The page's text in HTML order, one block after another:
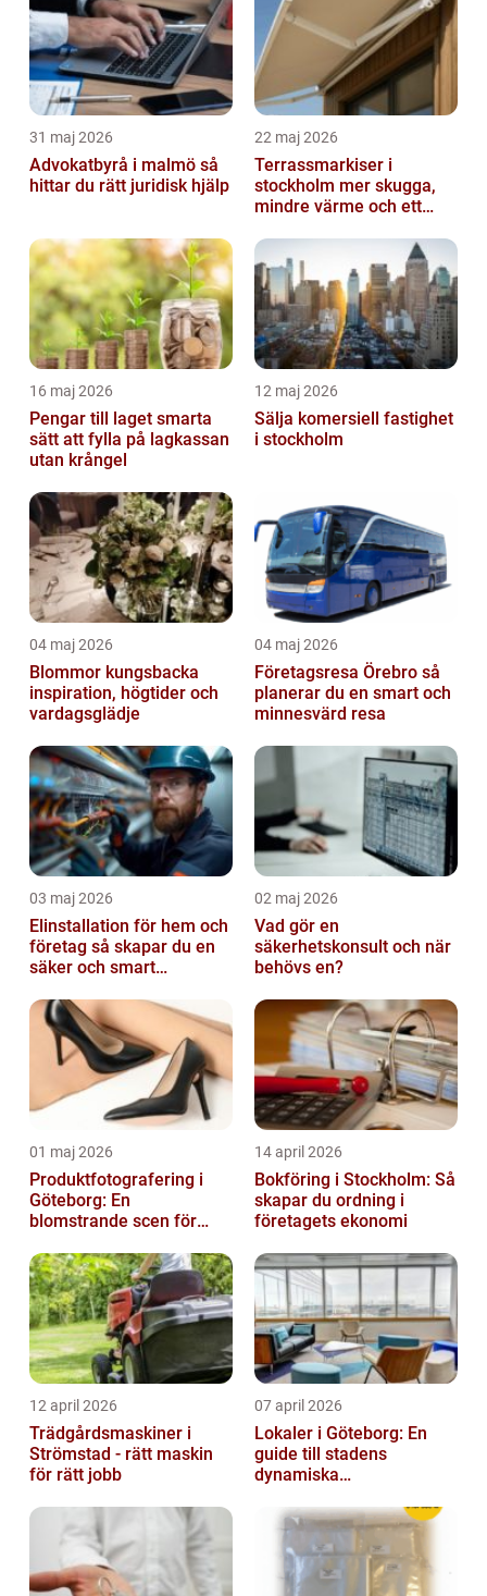
31 maj 2026
Advokatbyrå i malmö så
hittar du rätt juridisk hjälp
22 maj 2026
Terrassmarkiser i
stockholm mer skugga,
mindre värme och ett
16 maj 2026
Pengar till laget smarta
sätt att fylla på lagkassan
utan krångel
12 maj 2026
Sälja komersiell fastighet
i stockholm
04 maj 2026
Blommor kungsbacka
inspiration, högtider och
vardagsglädje
04 maj 2026
Företagsresa Örebro så
planerar du en smart och
minnesvärd resa
03 maj 2026
Elinstallation för hem och
företag så skapar du en
säker och smart
02 maj 2026
Vad gör en
säkerhetskonsult och när
behövs en?
01 maj 2026
Produktfotografering i
Göteborg: En
blomstrande scen för
14 april 2026
Bokföring i Stockholm: Så
skapar du ordning i
företagets ekonomi
12 april 2026
Trädgårdsmaskiner i
Strömstad - rätt maskin
för rätt jobb
07 april 2026
Lokaler i Göteborg: En
guide till stadens
dynamiska